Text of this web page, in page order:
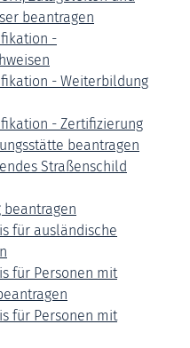
beantragen
-
- Weiterbildung
- Zertifizierung
beantragen
Straßenschild
beantragen
für ausländische
für Personen mit
für Personen mit